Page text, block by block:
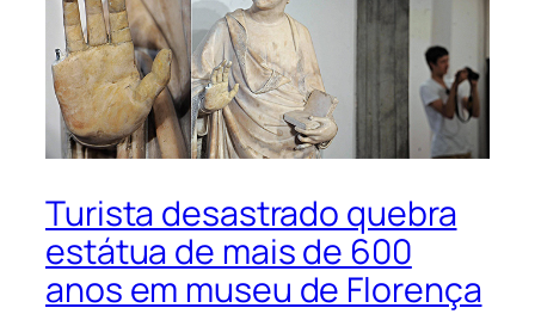
Turista desastrado quebra
estátua de mais de 600
anos em museu de Florença